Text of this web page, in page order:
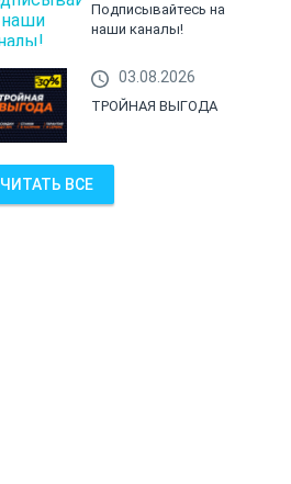
Подписывайтесь на
наши каналы!
03.08.2026
ТРОЙНАЯ ВЫГОДА
ЧИТАТЬ ВСЕ